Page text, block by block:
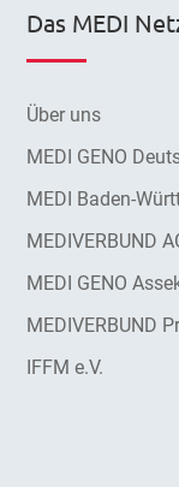
Das MEDI
Über uns
MEDI GENO
MEDI Baden-
MEDIVERBUND
MEDI GENO
MEDIVERBUND
IFFM e.V.